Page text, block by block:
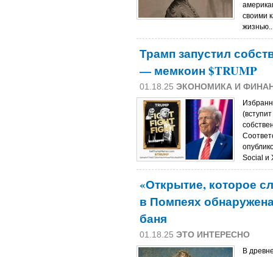
своими
Трамп запустил
— мемкоин $TRUMP
01.18.25 ЭКОНОМИКА И
Social и
«Открытие, которое
в Помпеях
баня
01.18.25 ЭТО ИНТЕРЕСНО
В